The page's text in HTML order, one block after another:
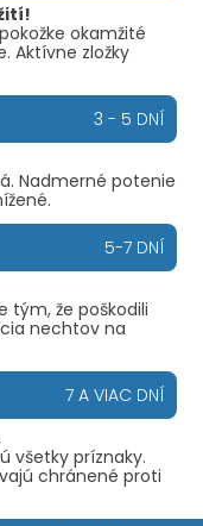
okamžité
Aktívne zložky
3 - 5 DNÍ
Nadmerné potenie
5-7 DNÍ
tým, že poškodili
nechtov na
7 A VIAC DNÍ
všetky príznaky.
chránené proti